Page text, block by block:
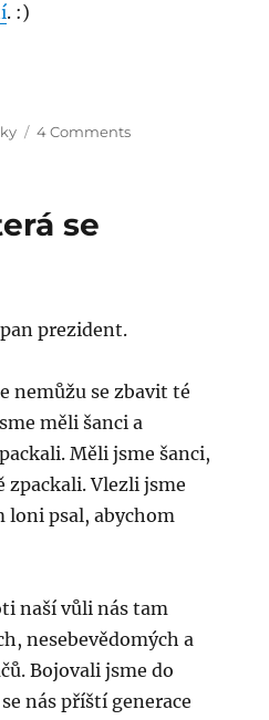
. :)
4 Commentson
se
prezident.
nemůžu se zbavit té
měli šanci a
Měli jsme šanci,
zpackali. Vlezli jsme
loni psal, abychom
naší vůli nás tam
nesebevědomých a
Bojovali jsme do
nás příští generace